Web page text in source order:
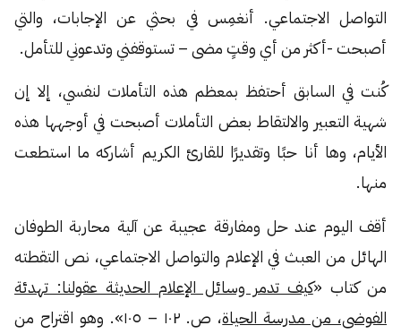
التواصل الاجتماعي. أنغمِس في بحثي عن الإجابات، والتي
أصبحت -أكثر من أي وقتٍ مضى – تستوقفني وتدعوني للتأمل.
كُنت في السابق أحتفظ بمعظم هذه التأملات لنفسي، إلا إن
شهية التعبير والالتقاط بعض التأملات أصبحت في أوجهها هذه
الأيام، وها أنا حبًا وتقديرًا للقارئ الكريم أشاركه ما استطعت
منها.
أقف اليوم عند حل ومفارقة عجيبة عن آلية محاربة الطوفان
الهائل من العبث في الإعلام والتواصل الاجتماعي، نص التقطته
من كتاب «كيف تدمر وسائل الإعلام الحديثة عقولنا: تهدئة
الفوضى، من مدرسة الحياة
، ص. ١٠٢ – ١٠٥». وهو اقتراح من